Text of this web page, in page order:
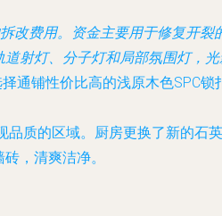
改费用。资金主要用于修复开
射灯、分子灯和局部氛围灯，光
通铺性价比高的浅原木色SPC
质的区域。厨房更换了新的石
，清爽洁净。